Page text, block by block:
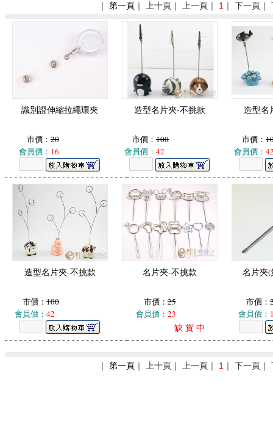
｜ 第一頁 ｜ 上十頁｜ 上一頁｜ 1 ｜ 下一頁
識別證伸縮拉繩環夾
市價： 20
會員價： 16
造型名片夾-不挑款
市價： 100
會員價： 42
造型名
市價：
會員價：
造型名片夾-不挑款
市價： 100
會員價： 42
名片夾-不挑款
市價： 25
會員價： 23
缺 貨 中
名片夾
市價：
會員價：
｜ 第一頁 ｜ 上十頁｜ 上一頁｜ 1 ｜ 下一頁